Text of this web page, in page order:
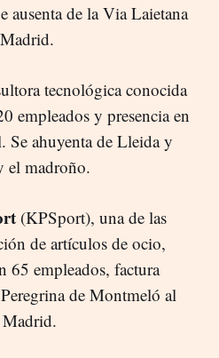
ausenta de la Via Laietana
tecnológica conocida
empleados y presencia en
ahuyenta de Lleida y
el madroño.
(KPSport), una de las
de artículos de ocio,
65 empleados, factura
de Montmeló al
Madrid.